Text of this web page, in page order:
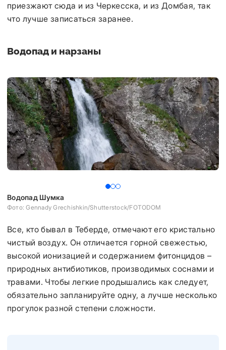
приезжают сюда и из Черкесска, и из Домбая, так
что лучше записаться заранее.
Водопад и нарзаны
Водопад Шумка
Фото: Gennady Grechishkin/Shutterstock/FOTODOM
Все, кто бывал в Теберде, отмечают его кристально
чистый воздух. Он отличается горной свежестью,
высокой ионизацией и содержанием фитонцидов –
природных антибиотиков, производимых соснами и
травами. Чтобы легкие продышались как следует,
обязательно запланируйте одну, а лучше несколько
прогулок разной степени сложности.